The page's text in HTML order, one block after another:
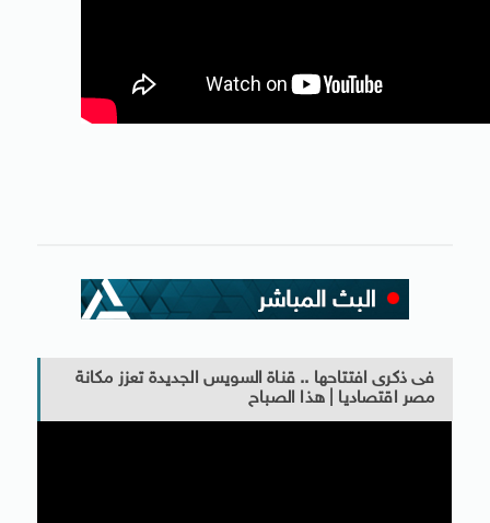
فى ذكرى افتتاحها .. قناة السويس الجديدة تعزز مكانة
مصر اقتصاديا | هذا الصباح